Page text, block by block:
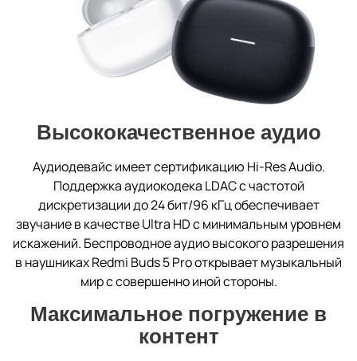
Высококачественное аудио
Аудиодевайс имеет сертификацию Hi-Res Audio.
Поддержка аудиокодека LDAC с частотой
дискретизации до 24 бит/96 кГц обеспечивает
звучание в качестве Ultra HD с минимальным уровнем
искажений. Беспроводное аудио высокого разрешения
в наушниках Redmi Buds 5 Pro открывает музыкальный
мир с совершенно иной стороны.
Максимальное погружение в
контент